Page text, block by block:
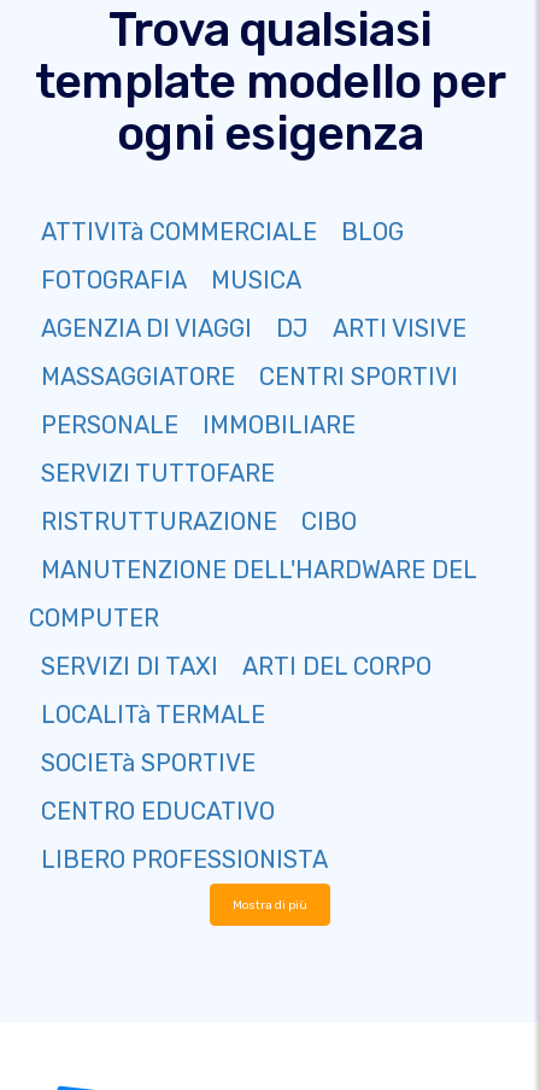
Trova qualsiasi
template modello per
ogni esigenza
ATTIVITà COMMERCIALE
BLOG
FOTOGRAFIA
MUSICA
AGENZIA DI VIAGGI
DJ
ARTI VISIVE
MASSAGGIATORE
CENTRI SPORTIVI
PERSONALE
IMMOBILIARE
SERVIZI TUTTOFARE
RISTRUTTURAZIONE
CIBO
MANUTENZIONE DELL'HARDWARE DEL
COMPUTER
SERVIZI DI TAXI
ARTI DEL CORPO
LOCALITà TERMALE
SOCIETà SPORTIVE
CENTRO EDUCATIVO
LIBERO PROFESSIONISTA
Mostra di più